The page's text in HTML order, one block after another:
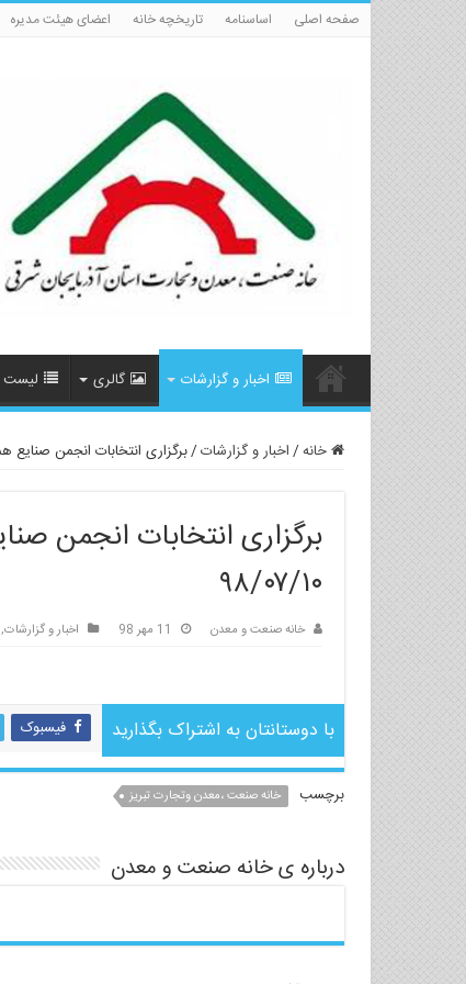
صفحه اصلی اساسنامه تاریخچه خانه اعضای هیئت مدیره
اخبار و گزارشات گالری لیست
خانه/اخبار و گزارشات/برگزاری انتخابات انجمن صنایع همگن
برگزاری انتخابات انجمن
۹۸/۰۷/۱۰
خانه صنعت و معدن 11 مهر 98 اخبار و گزارشات
با دوستانتان به اشتراک بگذارید فیسبوک
برچسب خانه صنعت ،معدن وتجارت تبریز
درباره ی خانه صنعت و معدن